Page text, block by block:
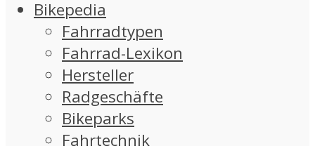
Bikepedia
Fahrradtypen
Fahrrad-Lexikon
Hersteller
Radgeschäfte
Bikeparks
Fahrtechnik